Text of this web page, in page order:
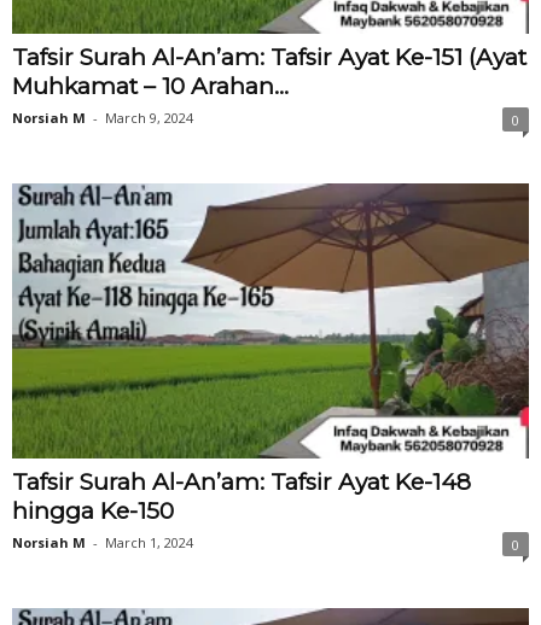
Tafsir Surah Al-An’am: Tafsir Ayat Ke-151 (Ayat
Muhkamat – 10 Arahan...
Norsiah M - March 9, 2024 0
Tafsir Surah Al-An’am: Tafsir Ayat Ke-148
hingga Ke-150
Norsiah M - March 1, 2024 0